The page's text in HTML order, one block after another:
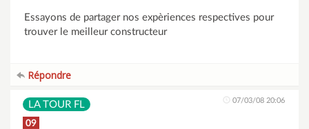
Essayons de partager nos expèriences respectives pour
trouver le meilleur constructeur
Répondre
LA TOUR FL 07/03/08 20:06
09